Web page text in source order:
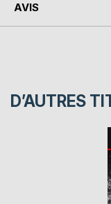
AVIS
D’AUTRES